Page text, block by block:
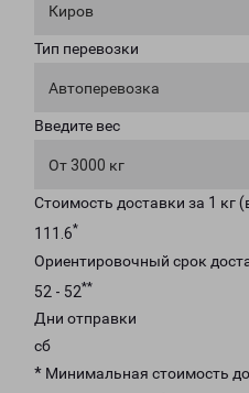
Киров
Тип перевозки
Автоперевозка
Введите вес
От 3000 кг
Стоимость доставки за 1 кг
111.6*
Ориентировочный срок
52 - 52**
Дни отправки
сб
* Минимальная стоимость